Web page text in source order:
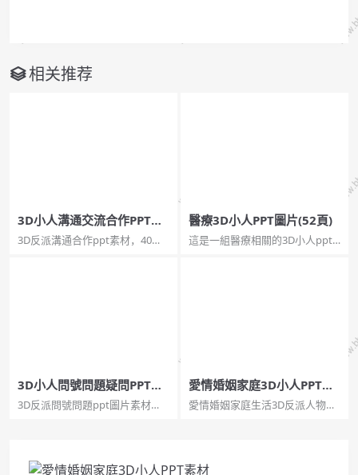
相关推荐
3D小人溝通交流合作PPT素
材
3D反派溝通合作ppt素材，40張
醫療3D小人PPT圖片(52頁)
這是一組醫療相關的3D小人ppt
3D小人問號問題疑問PPT圖
片素材
3D反派問號問題ppt圖片素材
愛情婚姻家庭3D小人PPT素
材
愛情婚姻家庭生活3D反派人物